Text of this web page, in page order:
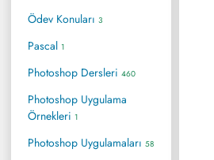
Ödev Konuları 3
Pascal 1
Photoshop Dersleri 460
Photoshop Uygulama
Örnekleri 1
Photoshop Uygulamaları 58